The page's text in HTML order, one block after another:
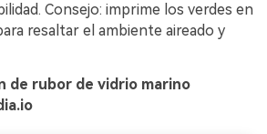
Consejo: imprime los verdes en
resaltar el ambiente aireado y
de rubor de vidrio marino